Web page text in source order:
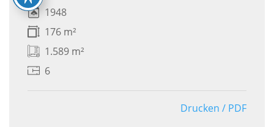
1948
176 m²
1.589 m²
6
Drucken / PDF